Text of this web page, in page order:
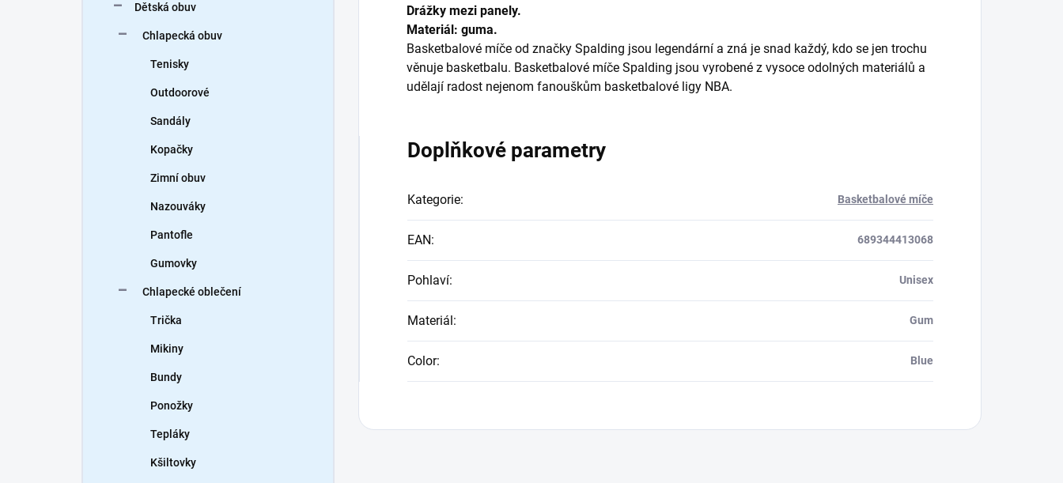
Dětská obuv
Chlapecká obuv
Tenisky
Outdoorové
Sandály
Kopačky
Zimní obuv
Nazouváky
Pantofle
Gumovky
Chlapecké oblečení
Trička
Mikiny
Bundy
Ponožky
Tepláky
Kšiltovky
Drážky mezi panely.
Materiál: guma.
Basketbalové míče od značky Spalding jsou legendární a zná je snad každý, kdo se jen trochu
věnuje basketbalu. Basketbalové míče Spalding jsou vyrobené z vysoce odolných materiálů a
udělají radost nejenom fanouškům basketbalové ligy NBA.
Doplňkové parametry
Kategorie: Basketbalové míče
EAN: 689344413068
Pohlaví: Unisex
Materiál: Gum
Color: Blue